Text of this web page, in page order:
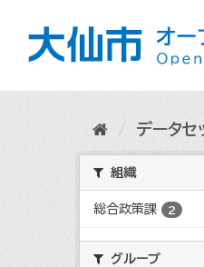
データセ
組織
総合政策課 2
グループ